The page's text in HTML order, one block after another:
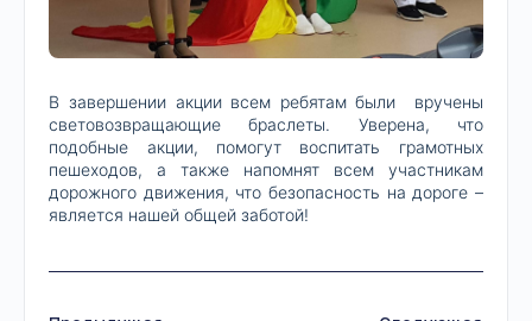
В завершении акции всем ребятам были вручены
световозвращающие браслеты. Уверена, что
подобные акции, помогут воспитать грамотных
пешеходов, а также напомнят всем участникам
дорожного движения, что безопасность на дороге –
является нашей общей заботой!